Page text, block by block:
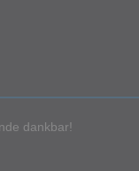
dankbar!